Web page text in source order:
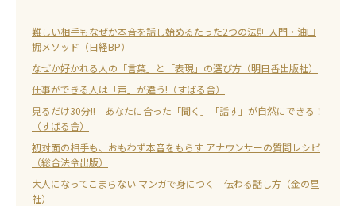
難しい相手もなぜか本音を話し始めるたった2つの法則 入門・油田
掘メソッド（日経BP）
なぜか好かれる人の「言葉」と「表現」の選び方（明日香出版社）
仕事ができる人は「声」が違う!（すばる舎）
見るだけ30分!! あなたに合った「聞く」「話す」が自然にできる！
（すばる舎）
初対面の相手も、おもわず本音をもらす アナウンサーの質問レシピ
（総合法令出版）
大人になってこまらない マンガで身につく 伝わる話し方（金の星
社）